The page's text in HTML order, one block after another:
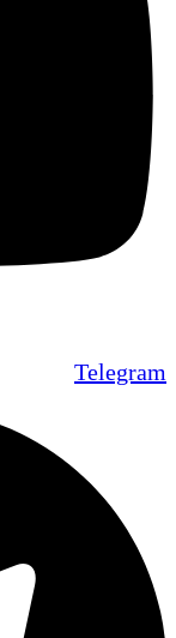
Telegram